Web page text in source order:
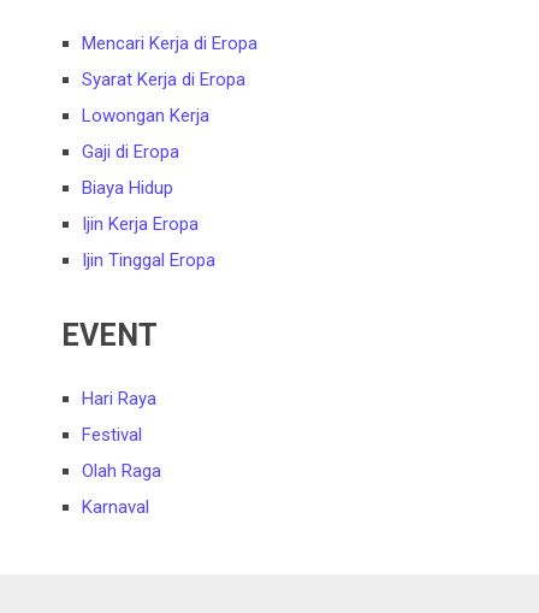
Mencari Kerja di Eropa
Syarat Kerja di Eropa
Lowongan Kerja
Gaji di Eropa
Biaya Hidup
Ijin Kerja Eropa
Ijin Tinggal Eropa
EVENT
Hari Raya
Festival
Olah Raga
Karnaval